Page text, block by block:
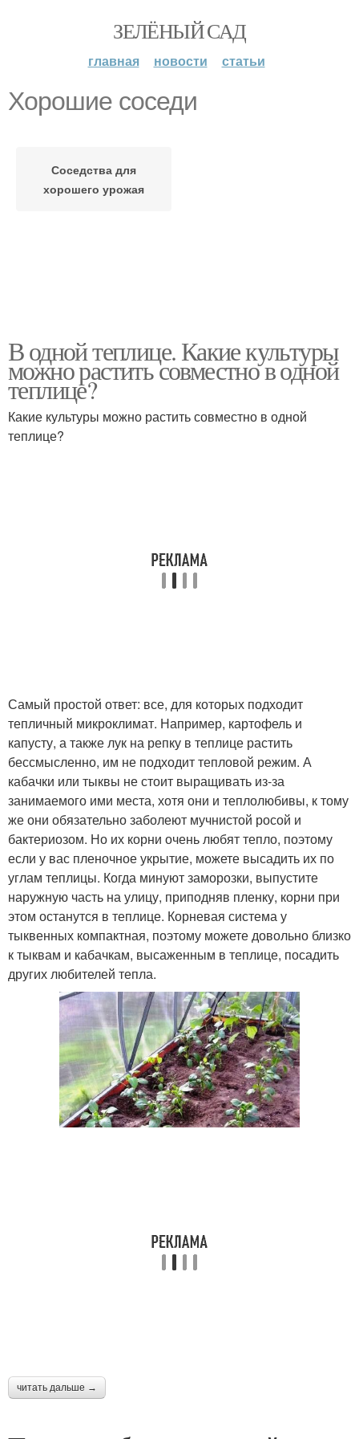
ЗЕЛЁНЫЙ САД
главная новости статьи
Хорошие соседи
Соседства для
хорошего урожая
В одной теплице. Какие культуры
можно растить совместно в одной
теплице?
Какие культуры можно растить совместно в одной
теплице?
Самый простой ответ: все, для которых подходит
тепличный микроклимат. Например, картофель и
капусту, а также лук на репку в теплице растить
бессмысленно, им не подходит тепловой режим. А
кабачки или тыквы не стоит выращивать из-за
занимаемого ими места, хотя они и теплолюбивы, к тому
же они обязательно заболеют мучнистой росой и
бактериозом. Но их корни очень любят тепло, поэтому
если у вас пленочное укрытие, можете высадить их по
углам теплицы. Когда минуют заморозки, выпустите
наружную часть на улицу, приподняв пленку, корни при
этом останутся в теплице. Корневая система у
тыквенных компактная, поэтому можете довольно близко
к тыквам и кабачкам, высаженным в теплице, посадить
других любителей тепла.
читать дальше →